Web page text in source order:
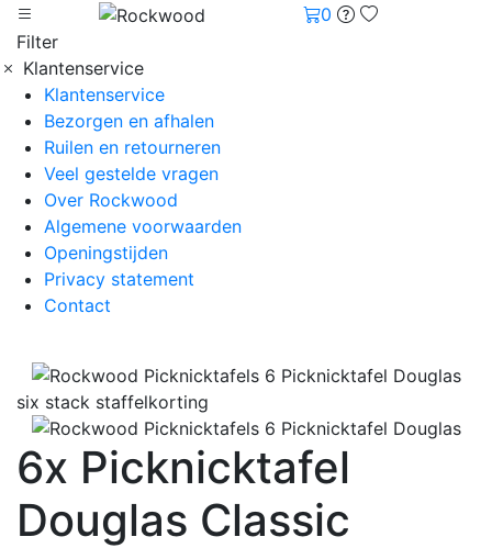
0
Filter
Klantenservice
Klantenservice
Bezorgen en afhalen
Ruilen en retourneren
Veel gestelde vragen
Over Rockwood
Algemene voorwaarden
Openingstijden
Privacy statement
Contact
six stack staffelkorting
6x Picknicktafel
Douglas Classic